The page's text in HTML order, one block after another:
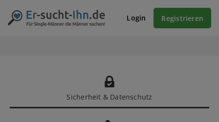
Login Registrieren
Sicherheit & Datenschutz